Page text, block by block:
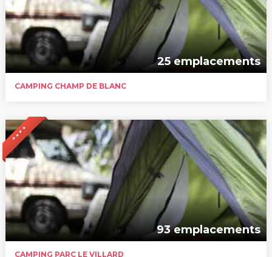
25 emplacements
CAMPING CHAMP DE BLANC
* * * *
93 emplacements
CAMPING PARC LE VILLARD